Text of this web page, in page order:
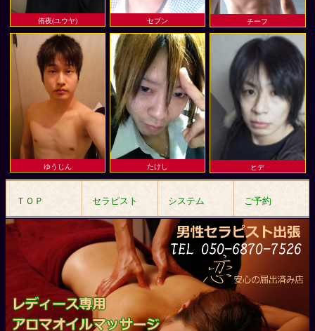
侑夜(ユウヤ) セブン チーフ
ゆうじん たけし ヒデ
ＴＯＰ セラピスト システム ご予約